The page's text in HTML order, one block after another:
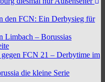
den FCN: Ein Derbysieg für
Limbach – Borussias
gegen FCN 21 – Derbytime im
die kleine Serie